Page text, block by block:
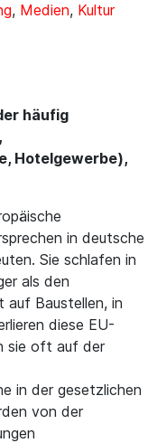
, Medien, Kultur
häufig
Hotelgewerbe),
in deutsche
Sie schlafen in
als den
auf Baustellen, in
diese EU-
sie oft auf der
in der gesetzlichen
von der